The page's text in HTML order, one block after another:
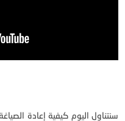
سنتناول اليوم كيفية إعادة